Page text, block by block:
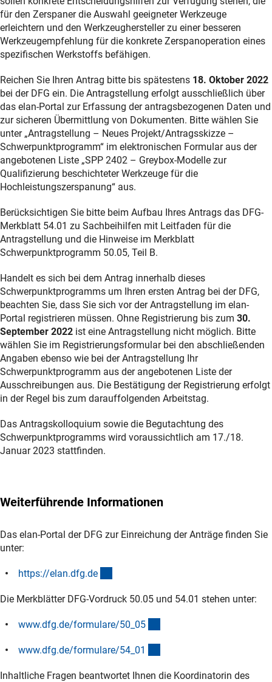
für den Zerspaner die Auswahl geeigneter Werkzeuge
erleichtern und den Werkzeughersteller zu einer besseren
Werkzeugempfehlung für die konkrete Zerspanoperation eines
spezifischen Werkstoffs befähigen.
Reichen Sie Ihren Antrag bitte bis spätestens 18. Oktober 2022
bei der DFG ein. Die Antragstellung erfolgt ausschließlich über
das elan-Portal zur Erfassung der antragsbezogenen Daten und
zur sicheren Übermittlung von Dokumenten. Bitte wählen Sie
unter „Antragstellung – Neues Projekt/Antragsskizze –
Schwerpunktprogramm“ im elektronischen Formular aus der
angebotenen Liste „SPP 2402 – Greybox-Modelle zur
Qualifizierung beschichteter Werkzeuge für die
Hochleistungszerspanung“ aus.
Berücksichtigen Sie bitte beim Aufbau Ihres Antrags das DFG-
Merkblatt 54.01 zu Sachbeihilfen mit Leitfaden für die
Antragstellung und die Hinweise im Merkblatt
Schwerpunktprogramm 50.05, Teil B.
Handelt es sich bei dem Antrag innerhalb dieses
Schwerpunktprogramms um Ihren ersten Antrag bei der DFG,
beachten Sie, dass Sie sich vor der Antragstellung im elan-
Portal registrieren müssen. Ohne Registrierung bis zum 30.
September 2022 ist eine Antragstellung nicht möglich. Bitte
wählen Sie im Registrierungsformular bei den abschließenden
Angaben ebenso wie bei der Antragstellung Ihr
Schwerpunktprogramm aus der angebotenen Liste der
Ausschreibungen aus. Die Bestätigung der Registrierung erfolgt
in der Regel bis zum darauffolgenden Arbeitstag.
Das Antragskolloquium sowie die Begutachtung des
Schwerpunktprogramms wird voraussichtlich am 17./18.
Januar 2023 stattfinden.
Weiterführende Informationen
Das elan-Portal der DFG zur Einreichung der Anträge finden Sie
unter:
https://elan.dfg.de
Die Merkblätter DFG-Vordruck 50.05 und 54.01 stehen unter:
www.dfg.de/formulare/50_05
www.dfg.de/formulare/54_01
Inhaltliche Fragen beantwortet Ihnen die Koordinatorin des